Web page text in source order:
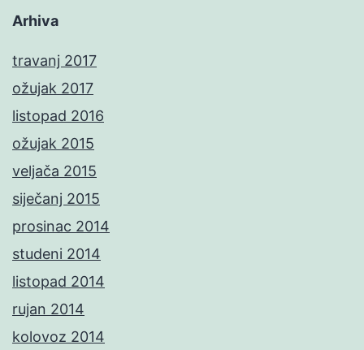
Arhiva
travanj 2017
ožujak 2017
listopad 2016
ožujak 2015
veljača 2015
siječanj 2015
prosinac 2014
studeni 2014
listopad 2014
rujan 2014
kolovoz 2014